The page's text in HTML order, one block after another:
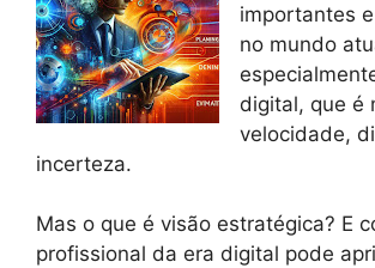
importantes
no mundo
digital, que é
velocidade,
incerteza.
Mas o que é visão estratégica? E
profissional da era digital pode